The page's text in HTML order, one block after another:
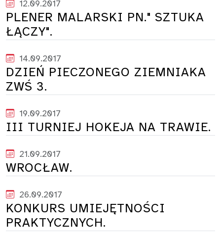
12.09.2017
PLENER MALARSKI PN." SZTUKA
ŁĄCZY".
14.09.2017
DZIEŃ PIECZONEGO ZIEMNIAKA
ZWŚ 3.
19.09.2017
III TURNIEJ HOKEJA NA TRAWIE.
21.09.2017
WROCŁAW.
26.09.2017
KONKURS UMIEJĘTNOŚCI
PRAKTYCZNYCH.